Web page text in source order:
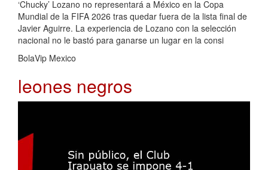
‘Chucky’ Lozano no representará a México en la Copa
Mundial de la FIFA 2026 tras quedar fuera de la lista final de
Javier Aguirre. La experiencia de Lozano con la selección
nacional no le bastó para ganarse un lugar en la consi
BolaVip Mexico
leones negros